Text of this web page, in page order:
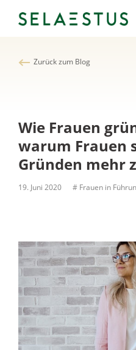
Zurück zum Blog
Wie Frauen
warum Frauen
Gründen mehr
19. Juni 2020 # Frauen in